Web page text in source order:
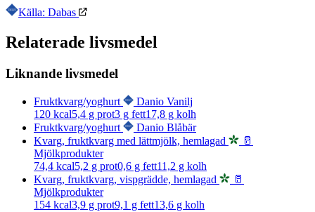
Källa: Dabas
Relaterade livsmedel
Liknande livsmedel
Fruktkvarg/yoghurt
Danio Vanilj
120 kcal5,4 g prot3 g fett17,8 g kolh
Fruktkvarg/yoghurt
Danio Blåbär
Kvarg, fruktkvarg med lättmjölk, hemlagad
🥛
Mjölkprodukter
74,4 kcal5,2 g prot0,6 g fett11,2 g kolh
Kvarg, fruktkvarg, vispgrädde, hemlagad
🥛
Mjölkprodukter
154 kcal3,9 g prot9,1 g fett13,6 g kolh